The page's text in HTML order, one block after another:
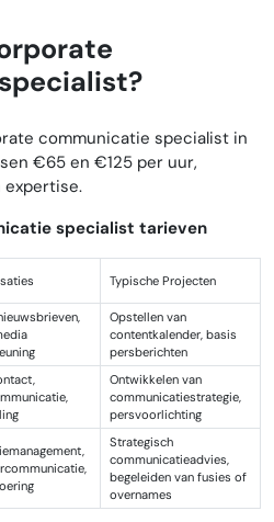
communicatie specialist in
€65 en €125 per uur,
expertise.
specialist tarieven
Typische Projecten
Opstellen van
contentkalender, basis
persberichten
Ontwikkelen van
communicatiestrategie,
persvoorlichting
Strategisch
communicatieadvies,
begeleiden van fusies of
overnames